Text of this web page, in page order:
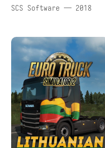
SCS Software — 2018